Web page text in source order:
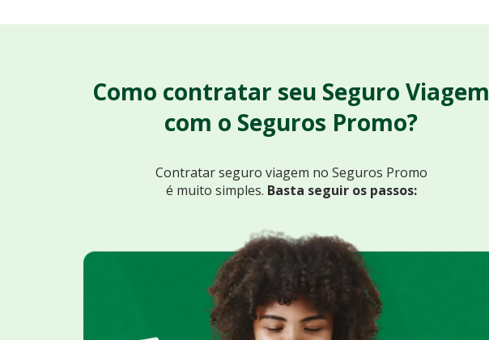
Como contratar seu Seguro Viagem
com o Seguros Promo?
Contratar seguro viagem no Seguros Promo
é muito simples. Basta seguir os passos: